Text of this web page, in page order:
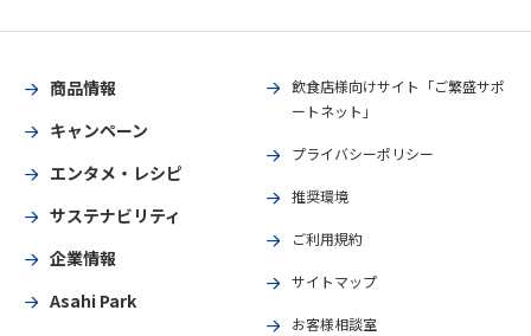
商品情報
キャンペーン
エンタメ・レシピ
サステナビリティ
企業情報
Asahi Park
飲食店様向けサイト「ご繁盛サポ
ートネット」
プライバシーポリシー
推奨環境
ご利用規約
サイトマップ
お客様相談室